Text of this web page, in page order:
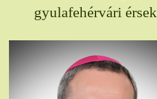
gyulafehérvári érsek